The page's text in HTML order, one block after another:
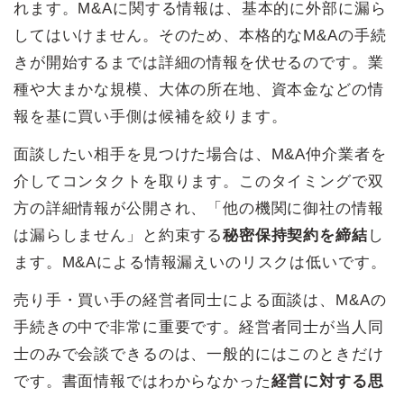
れます。M&Aに関する情報は、基本的に外部に漏ら
してはいけません。そのため、本格的なM&Aの手続
きが開始するまでは詳細の情報を伏せるのです。業
種や大まかな規模、大体の所在地、資本金などの情
報を基に買い手側は候補を絞ります。
面談したい相手を見つけた場合は、M&A仲介業者を
介してコンタクトを取ります。このタイミングで双
方の詳細情報が公開され、「他の機関に御社の情報
は漏らしません」と約束する秘密保持契約を締結 し
ます。M&Aによる情報漏えいのリスクは低いです。
売り手・買い手の経営者同士による面談は、M&Aの
手続きの中で非常に重要です。経営者同士が当人同
士のみで会談できるのは、一般的にはこのときだけ
です。書面情報ではわからなかった経営に対する思